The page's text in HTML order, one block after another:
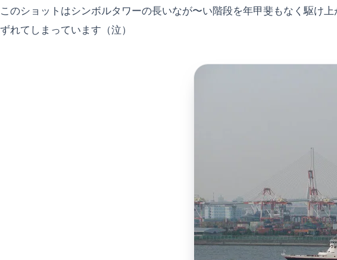
このショットはシンボルタワーの長いなが〜い階段を年甲斐もなく駆け
ずれてしまっています（泣）